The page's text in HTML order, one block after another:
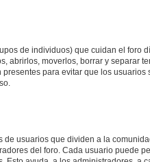
de individuos) que cuidan el foro
abrirlos, moverlos, borrar y separar
para evitar que los usuarios
de usuarios que dividen a la
del foro. Cada usuario puede